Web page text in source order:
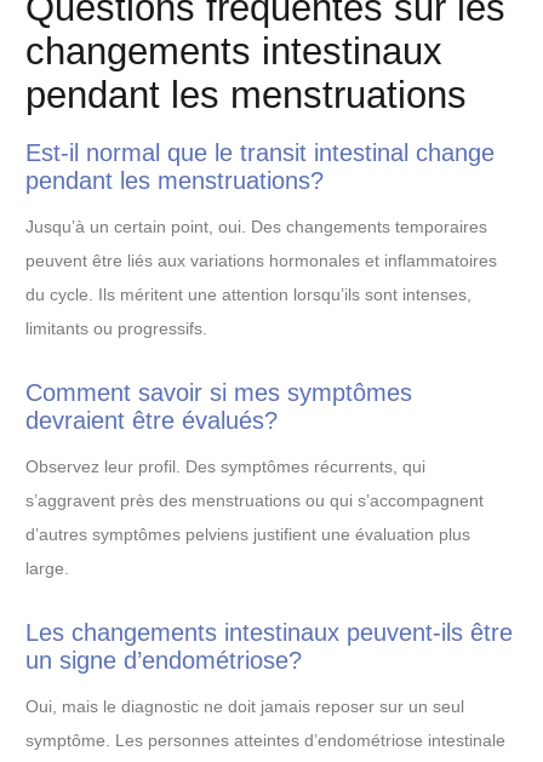
changements intestinaux
pendant les menstruations
Est-il normal que le transit intestinal change
pendant les menstruations?
Jusqu’à un certain point, oui. Des changements temporaires
peuvent être liés aux variations hormonales et inflammatoires
du cycle. Ils méritent une attention lorsqu’ils sont intenses,
limitants ou progressifs.
Comment savoir si mes symptômes
devraient être évalués?
Observez leur profil. Des symptômes récurrents, qui
s’aggravent près des menstruations ou qui s’accompagnent
d’autres symptômes pelviens justifient une évaluation plus
large.
Les changements intestinaux peuvent-ils être
un signe d’endométriose?
Oui, mais le diagnostic ne doit jamais reposer sur un seul
symptôme. Les personnes atteintes d’endométriose intestinale